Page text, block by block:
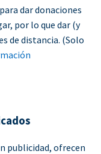
dar donaciones
por lo que dar (y
de distancia. (Solo
publicidad, ofrecen